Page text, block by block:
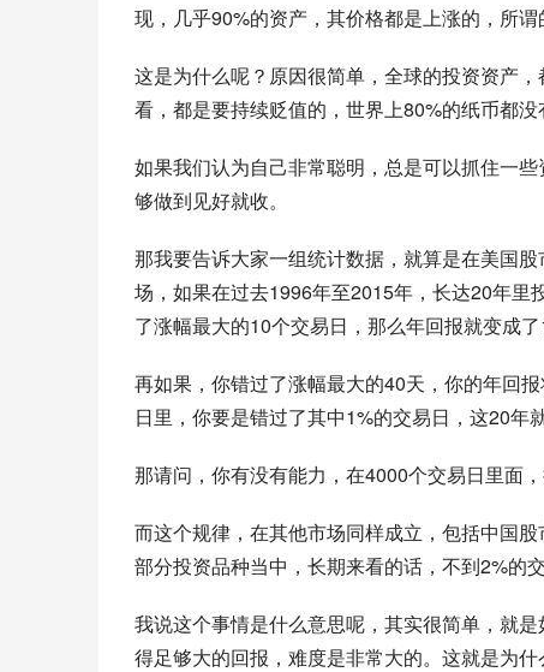
现，几乎90%的资产，其价格都是上涨的，所
这是为什么呢？原因很简单，全球的投资资产
看，都是要持续贬值的，世界上80%的纸币都没
如果我们认为自己非常聪明，总是可以抓住一
够做到见好就收。
那我要告诉大家一组统计数据，就算是在美国
场，如果在过去1996年至2015年，长达20年里
了涨幅最大的10个交易日，那么年回报就变成了
再如果，你错过了涨幅最大的40天，你的年回
日里，你要是错过了其中1%的交易日，这20年
那请问，你有没有能力，在4000个交易日里面
而这个规律，在其他市场同样成立，包括中国
部分投资品种当中，长期来看的话，不到2%的
我说这个事情是什么意思呢，其实很简单，就
得足够大的回报，难度是非常大的。这就是为